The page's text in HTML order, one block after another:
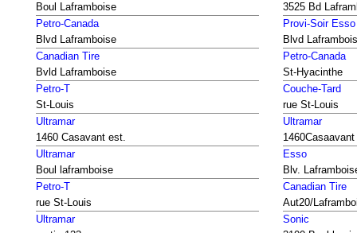
Boul Laframboise
3525 Bd
Petro-Canada
Blvd Laframboise
Provi-Soir Esso
Blvd
Canadian Tire
Bvld Laframboise
Petro-Canada
St-Hyacinthe
Petro-T
St-Louis
Couche-Tard
rue St-Louis
Ultramar
1460 Casavant est.
Ultramar
1460Casaavant
Ultramar
Boul laframboise
Esso
Blv.
Petro-T
rue St-Louis
Canadian Tire
Aut20/
Ultramar
Sonic